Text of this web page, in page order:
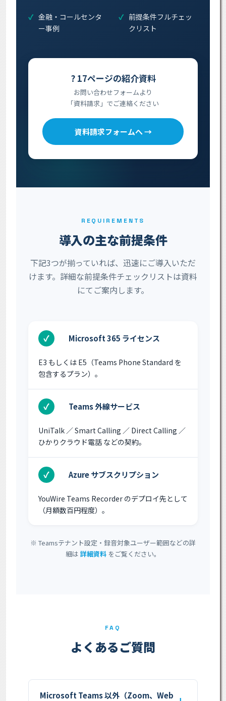
金融・コールセンタ
ー事例
前提条件フルチェッ
クリスト
? 17ページの紹介資料
お問い合わせフォームより
「資料請求」でご連絡ください
資料請求フォームへ →
REQUIREMENTS
導入の主な前提条件
下記3つが揃っていれば、迅速にご導入いただ
けます。詳細な前提条件チェックリストは資料
にてご案内します。
✓ Microsoft 365 ライセンス
E3 もしくは E5（Teams Phone Standard を
包含するプラン）。
✓ Teams 外線サービス
UniTalk ／ Smart Calling ／ Direct Calling ／
ひかりクラウド電話 などの契約。
✓ Azure サブスクリプション
YouWire Teams Recorder のデプロイ先として
（月額数百円程度）。
※ Teamsテナント設定・録音対象ユーザー範囲などの詳
細は 詳細資料 をご覧ください。
FAQ
よくあるご質問
Microsoft Teams 以外（Zoom、Web